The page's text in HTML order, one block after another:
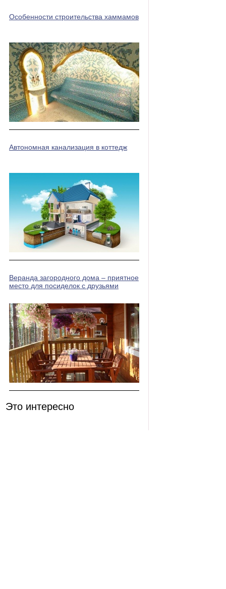
Особенности строительства хаммамов
Автономная канализация в коттедж
Веранда загородного дома – приятное
место для посиделок с друзьями
Это интересно